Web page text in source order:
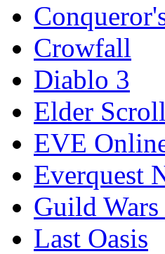
Crowfall
Diablo 3
Elder
EVE
Everquest
Guild Wars
Last Oasis